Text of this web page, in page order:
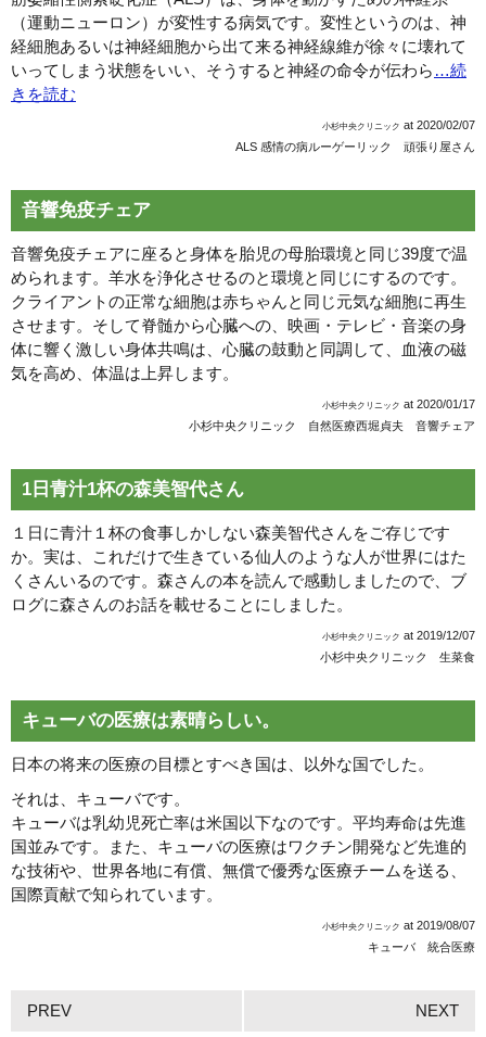
（運動ニューロン）が変性する病気です。変性というのは、神
経細胞あるいは神経細胞から出て来る神経線維が徐々に壊れて
いってしまう状態をいい、そうすると神経の命令が伝わら …続
きを読む
小杉中央クリニック at 2020/02/07
ALS 感情の病ルーゲーリック 頑張り屋さん
音響免疫チェア
音響免疫チェアに座ると身体を胎児の母胎環境と同じ39度で温
められます。羊水を浄化させるのと環境と同じにするのです。
クライアントの正常な細胞は赤ちゃんと同じ元気な細胞に再生
させます。そして脊髄から心臓への、映画・テレビ・音楽の身
体に響く激しい身体共鳴は、心臓の鼓動と同調して、血液の磁
気を高め、体温は上昇します。
小杉中央クリニック at 2020/01/17
小杉中央クリニック 自然医療西堀貞夫 音響チェア
1日青汁1杯の森美智代さん
１日に青汁１杯の食事しかしない森美智代さんをご存じです
か。実は、これだけで生きている仙人のような人が世界にはた
くさんいるのです。森さんの本を読んで感動しましたので、ブ
ログに森さんのお話を載せることにしました。
小杉中央クリニック at 2019/12/07
小杉中央クリニック 生菜食
キューバの医療は素晴らしい。
日本の将来の医療の目標とすべき国は、以外な国でした。
それは、キューバです。
キューバは乳幼児死亡率は米国以下なのです。平均寿命は先進
国並みです。また、キューバの医療はワクチン開発など先進的
な技術や、世界各地に有償、無償で優秀な医療チームを送る、
国際貢献で知られています。
小杉中央クリニック at 2019/08/07
キューバ 統合医療
PREV NEXT